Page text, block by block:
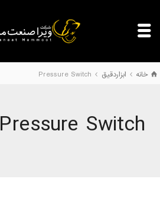
خانه ابزاردقیق Pressure Switch
Pressure Switch